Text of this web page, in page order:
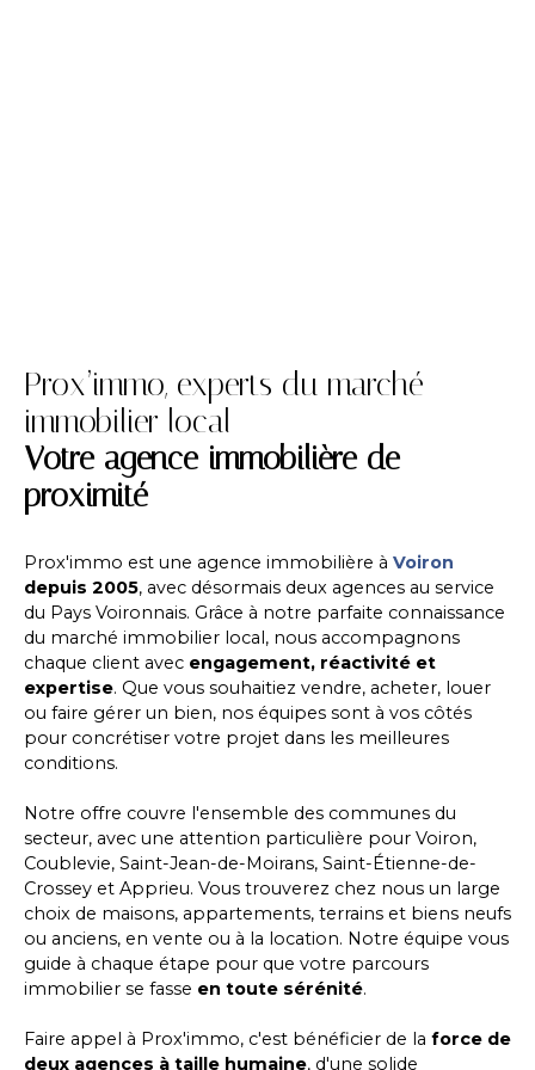
Prox’immo, experts du marché
immobilier local
Votre agence immobilière de
proximité
Prox'immo est une agence immobilière à Voiron
depuis 2005, avec désormais deux agences au service
du Pays Voironnais. Grâce à notre parfaite connaissance
du marché immobilier local, nous accompagnons
chaque client avec engagement, réactivité et
expertise. Que vous souhaitiez vendre, acheter, louer
ou faire gérer un bien, nos équipes sont à vos côtés
pour concrétiser votre projet dans les meilleures
conditions.
Notre offre couvre l'ensemble des communes du
secteur, avec une attention particulière pour Voiron,
Coublevie, Saint-Jean-de-Moirans, Saint-Étienne-de-
Crossey et Apprieu. Vous trouverez chez nous un large
choix de maisons, appartements, terrains et biens neufs
ou anciens, en vente ou à la location. Notre équipe vous
guide à chaque étape pour que votre parcours
immobilier se fasse en toute sérénité.
Faire appel à Prox'immo, c'est bénéficier de la force de
deux agences à taille humaine, d'une solide